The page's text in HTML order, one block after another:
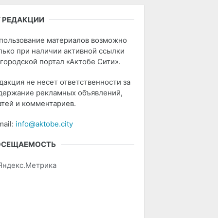
РЕДАКЦИИ
материалов возможно
при наличии активной ссылки
портал «Актобе Сити».
не несет ответственности за
рекламных объявлений,
и комментариев.
info@aktobe.city